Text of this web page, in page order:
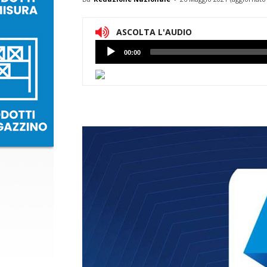
ASCOLTA L'AUDIO
Lettore
Audio
00:00